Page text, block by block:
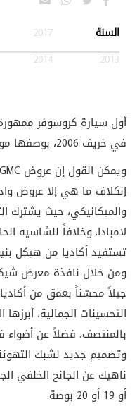
السنة 2017
2013
2014
في خريف 2006، بوصفها موديل عام 2007.
إنكلاف ما هي إلا عروض
والميكانيكي، حيث يشترك
تستفيد أكاديا من هيكل
التحسينات الجمالية،
وتصميم جديد لشبك
أو 19 أو 20 بوصة.